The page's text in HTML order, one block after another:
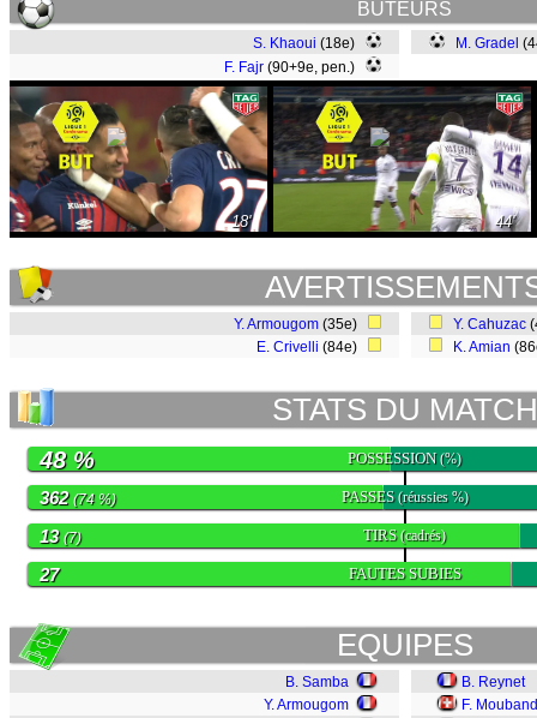
BUTEURS
S. Khaoui (18e)
F. Fajr (90+9e, pen.)
M. Gradel
18' 44'
Y. Armougom (35e)
E. Crivelli (84e)
Y. Cahuzac
K. Amian
STATS DU MATCH
POSSESSION(%)
48 %
PASSES(réussies %)
362(74 %)
TIRS(cadrés)
13(7)
FAUTES SUBIES
27
EQUIPES
B. Samba
Y. Armougom
B. Reynet
F.